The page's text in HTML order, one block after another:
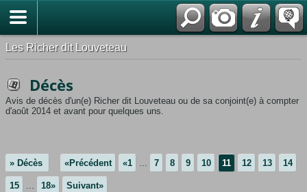
Les Richer dit Louveteau
Décès
Avis de décès d'un(e) Richer dit Louveteau ou de sa conjoint(e) à compter
d'août 2014 et avant pour quelques uns.
» Décès «Précédent «1 ... 7 8 9 10 11 12 13 14
15 ... 18» Suivant»